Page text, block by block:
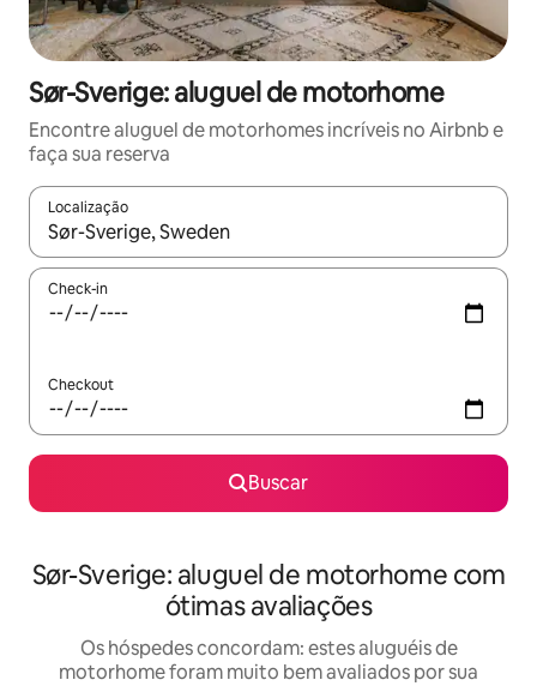
Sør-Sverige: aluguel de motorhome
Encontre aluguel de motorhomes incríveis no Airbnb e
faça sua reserva
Localização
Quando os resultados estiverem disponíveis, explore-os
Check-in
Checkout
Buscar
Sør-Sverige: aluguel de motorhome com
ótimas avaliações
Os hóspedes concordam: estes aluguéis de
motorhome foram muito bem avaliados por sua